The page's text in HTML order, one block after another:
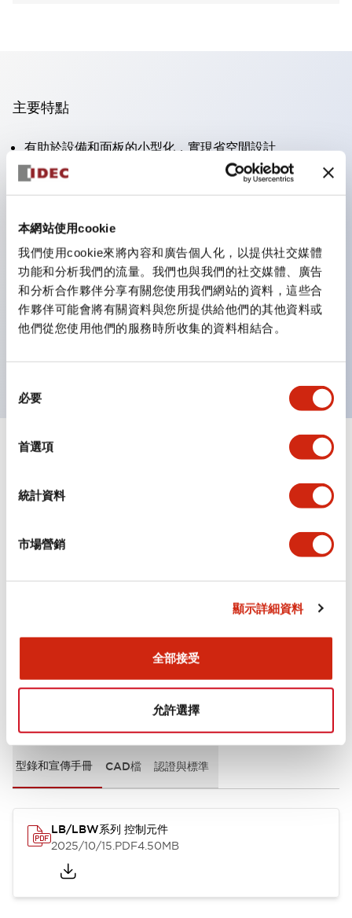
本網站使用cookie
我們使用cookie來將內容和廣告個人化，以提供社交媒體
功能和分析我們的流量。我們也與我們的社交媒體、廣告
和分析合作夥伴分享有關您使用我們網站的資料，這些合
作夥伴可能會將有關資料與您所提供給他們的其他資料或
他們從您使用他們的服務時所收集的資料相結合。
必要
首選項
統計資料
市場營銷
顯示詳細資料
全部接受
允許選擇
主要特點
有助於設備和面板的小型化，實現省空間設計
支持分離型／一體板型
豐富的顏色變化
也提供可標記的照光鏡片類型（非照光）
桿開關等
優異的防水性能。保護結構IP65
按鈕開關、選擇開關、帶鎖選擇開關最大支持3c接點。
LED照光帶來明亮且鮮明的照光面
可用專用配件輕鬆更換為Φ22閃光輪廓型
規格 顯示全部+
審美規範
環境規範
型錄和宣傳手冊 CAD檔 認證與標準
LB/LBW系列 控制元件
2025/10/15.PDF4.50MB